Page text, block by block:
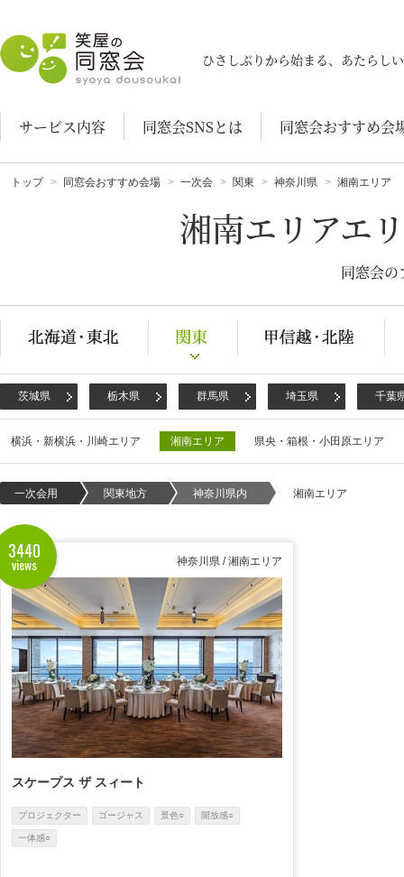
笑屋の同窓会
ひさしぶりから始まる、あたらし
サービス内容 同窓会SNSとは 同窓会おすすめ会
トップ 同窓会おすすめ会場 一次会 関東 神奈川県 湘南エリア
湘南エリアエ
同窓会の
茨城県 栃木県 群馬県 埼玉県 千葉
横浜・新横浜・川崎エリア 湘南エリア 県央・箱根・小田原エリア
一次会用 関東地方 神奈川県内 湘南エリア
神奈川県 / 湘南エリア
スケープス ザ スィート
プロジェクター ゴージャス 景色○ 開放感○
一体感○
3440
views